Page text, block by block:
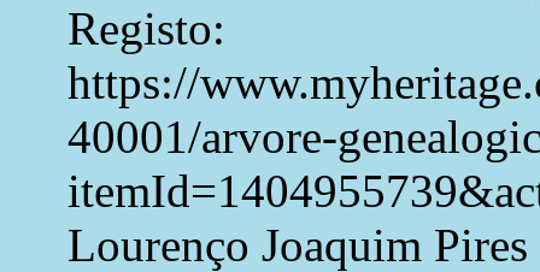
Registo:
https://
40001/arvore-
Lourenço Joaquim Pires